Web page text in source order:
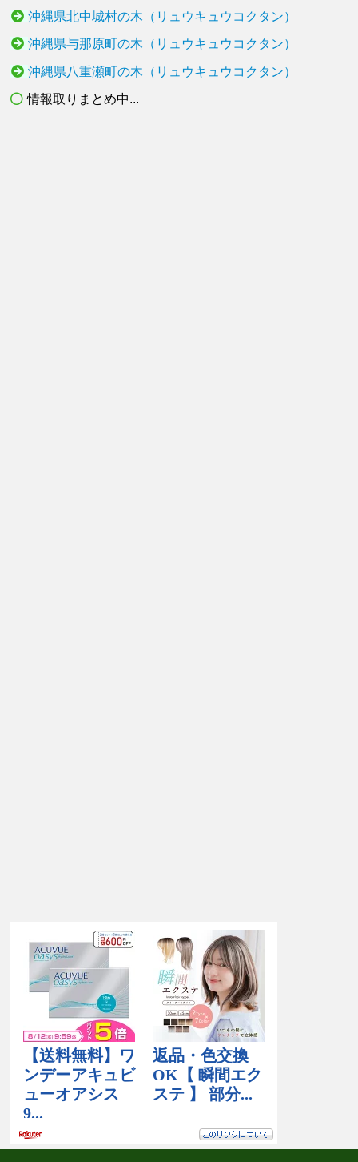
沖縄県北中城村の木（リュウキュウコクタン）
沖縄県与那原町の木（リュウキュウコクタン）
沖縄県八重瀬町の木（リュウキュウコクタン）
情報取りまとめ中...